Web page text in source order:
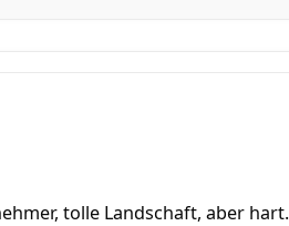
tolle Landschaft, aber hart.